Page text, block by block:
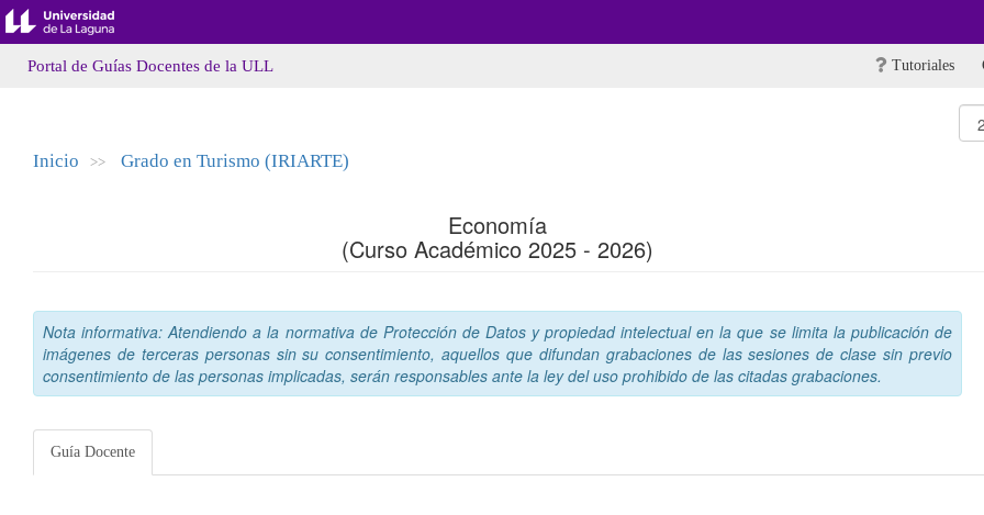
Portal de Guías Docentes de la ULL Tutoriales
Inicio >> Grado en Turismo (IRIARTE)
Economía
(Curso Académico 2025 - 2026)
Nota informativa: Atendiendo a la normativa de Protección de Datos y propiedad intelectual en la que se limita la publicación de
imágenes de terceras personas sin su consentimiento, aquellos que difundan grabaciones de las sesiones de clase sin previo
consentimiento de las personas implicadas, serán responsables ante la ley del uso prohibido de las citadas grabaciones.
Guía Docente